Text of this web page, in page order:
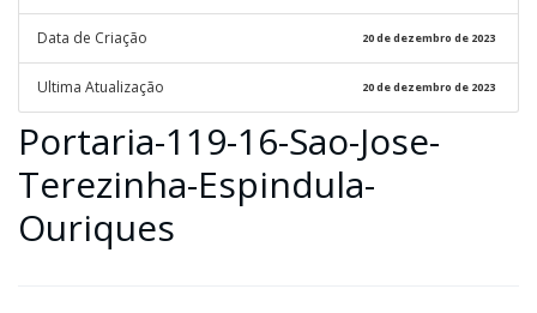
Data de Criação 20 de dezembro de 2023
Ultima Atualização 20 de dezembro de 2023
Portaria-119-16-Sao-Jose-
Terezinha-Espindula-
Ouriques